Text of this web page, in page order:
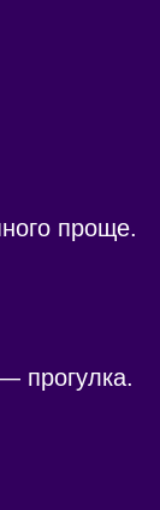
проще.
прогулка.